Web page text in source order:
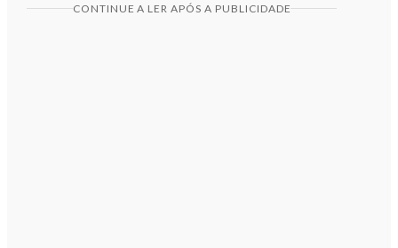
CONTINUE A LER APÓS A PUBLICIDADE